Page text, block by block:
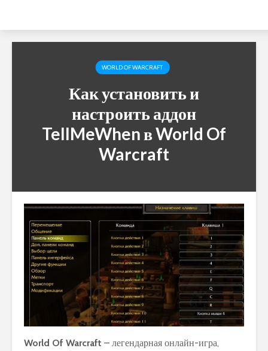
WORLD OF WARCRAFT
Как установить и
настроить аддон
TellMeWhen в World Of
Warcraft
World Of Warcraft – легендарная онлайн-игра,